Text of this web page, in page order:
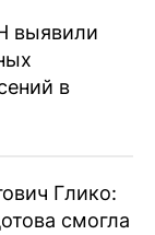
выявили
в
Глико:
смогла